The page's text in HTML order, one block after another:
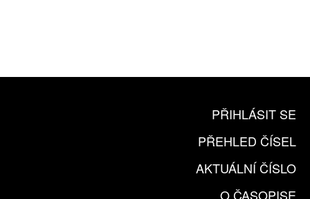
PŘIHLÁSIT SE
PŘEHLED ČÍSEL
AKTUÁLNÍ ČÍSLO
O ČASOPISE